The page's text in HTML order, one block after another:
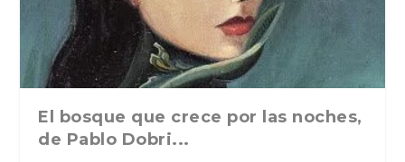
El bosque que crece por las noches,
de Pablo Dobri...